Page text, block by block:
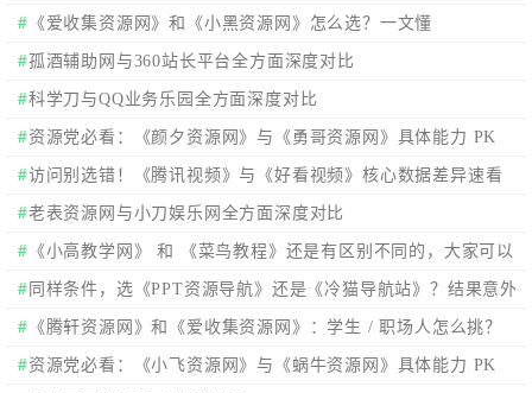
《爱收集资源网》和《小黑资源网》怎么选？一文懂
孤酒辅助网与360站长平台全方面深度对比
科学刀与QQ业务乐园全方面深度对比
资源党必看：《颜夕资源网》与《勇哥资源网》具体能力 PK
访问别选错！《腾讯视频》与《好看视频》核心数据差异速看
老表资源网与小刀娱乐网全方面深度对比
《小高教学网》 和 《菜鸟教程》还是有区别不同的，大家可以
看看。
同样条件，选《PPT资源导航》还是《冷猫导航站》？结果意外
《腾轩资源网》和《爱收集资源网》：学生 / 职场人怎么挑？
资源党必看：《小飞资源网》与《蜗牛资源网》具体能力 PK